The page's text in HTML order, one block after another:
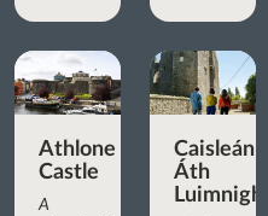
Athlone
Castle
A
Caisleán
Áth
Luimnigh